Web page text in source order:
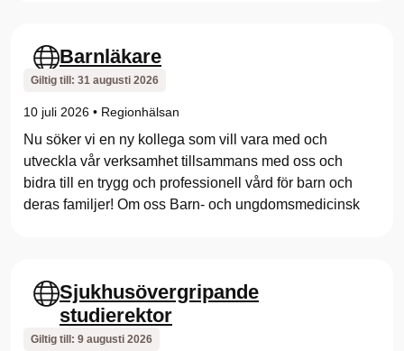
Barnläkare
Giltig till: 31 augusti 2026
10 juli 2026 • Regionhälsan
Nu söker vi en ny kollega som vill vara med och
utveckla vår verksamhet tillsammans med oss och
bidra till en trygg och professionell vård för barn och
deras familjer! Om oss Barn- och ungdomsmedicinsk
Sjukhusövergripande
studierektor
Giltig till: 9 augusti 2026